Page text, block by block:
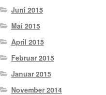
Juni 2015
Mai 2015
April 2015
Februar 2015
Januar 2015
November 2014